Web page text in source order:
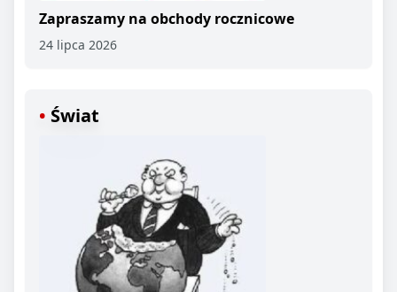
Zapraszamy na obchody rocznicowe
24 lipca 2026
Świat